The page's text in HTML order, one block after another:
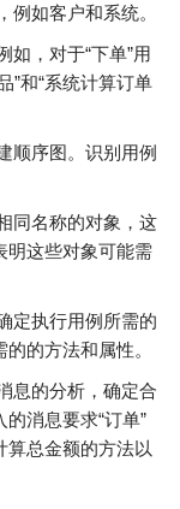
例如客户和系统。
如，对于“下单”用
”和“系统计算订单
顺序图。识别用例
同名称的对象，这
明这些对象可能需
定执行用例所需的
的方法和属性。
息的分析，确定合
消息要求“订单”
算总金额的方法以